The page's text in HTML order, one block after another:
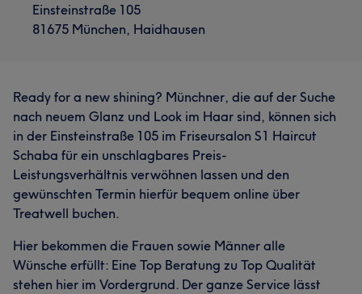
Einsteinstraße 105
81675 München, Haidhausen
Ready for a new shining? Münchner, die auf der Suche
nach neuem Glanz und Look im Haar sind, können sich
in der Einsteinstraße 105 im Friseursalon S1 Haircut
Schaba für ein unschlagbares Preis-
Leistungsverhältnis verwöhnen lassen und den
gewünschten Termin hierfür bequem online über
Treatwell buchen.
Hier bekommen die Frauen sowie Männer alle
Wünsche erfüllt: Eine Top Beratung zu Top Qualität
stehen hier im Vordergrund. Der ganze Service lässt